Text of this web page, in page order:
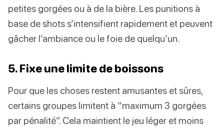
petites gorgées ou à de la bière. Les punitions à
base de shots s’intensifient rapidement et peuvent
gâcher l’ambiance ou le foie de quelqu’un.
5. Fixe une limite de boissons
Pour que les choses restent amusantes et sûres,
certains groupes limitent à “maximum 3 gorgées
par pénalité”. Cela maintient le jeu léger et moins